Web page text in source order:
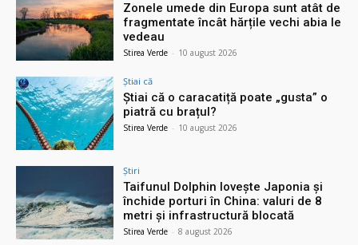
Zonele umede din Europa sunt atât de
fragmentate încât hărțile vechi abia le
vedeau
Stirea Verde - 10 august 2026
Știai că
Știai că o caracatiță poate „gusta” o
piatră cu brațul?
Stirea Verde - 10 august 2026
Știri
Taifunul Dolphin lovește Japonia și
închide porturi în China: valuri de 8
metri și infrastructură blocată
Stirea Verde - 8 august 2026